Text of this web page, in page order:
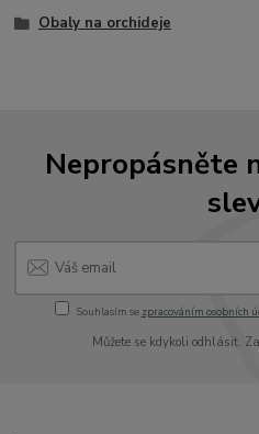
Obaly na orchideje
Nepropásněte
Souhlasím se zpracováním osobních
Můžete se kdykoli odhlásit.